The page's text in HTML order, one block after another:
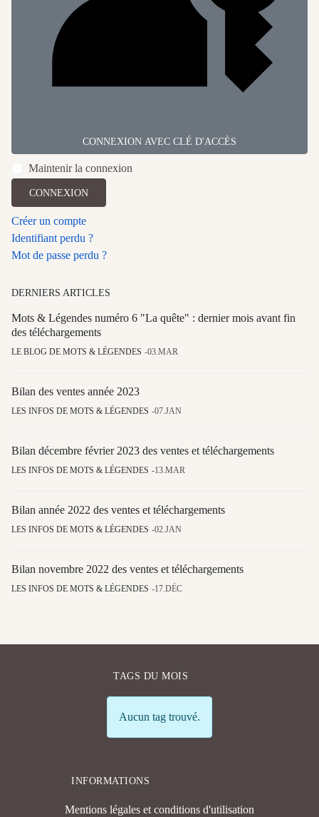
CONNEXION AVEC CLÉ D'ACCÈS
Maintenir la connexion
CONNEXION
Créer un compte
Identifiant perdu ?
Mot de passe perdu ?
DERNIERS ARTICLES
Mots & Légendes numéro 6 "La quête" : dernier mois avant fin
des téléchargements
LE BLOG DE MOTS & LÉGENDES 03.MAR
Bilan des ventes année 2023
LES INFOS DE MOTS & LÉGENDES 07.JAN
Bilan décembre février 2023 des ventes et téléchargements
LES INFOS DE MOTS & LÉGENDES 13.MAR
Bilan année 2022 des ventes et téléchargements
LES INFOS DE MOTS & LÉGENDES 02.JAN
Bilan novembre 2022 des ventes et téléchargements
LES INFOS DE MOTS & LÉGENDES 17.DÉC
TAGS DU MOIS
Info
Aucun tag trouvé.
INFORMATIONS
Mentions légales et conditions d'utilisation